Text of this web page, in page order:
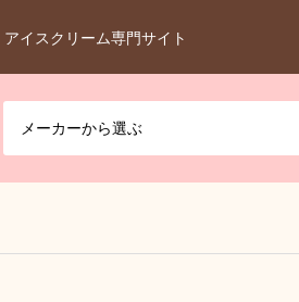
アイスクリーム専門サイト
メーカーから選ぶ